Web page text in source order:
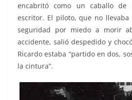
encabritó como un caballo de
escritor. El piloto, que no
seguridad por miedo a morir
accidente, salió despedido y
Ricardo estaba “partido en dos,
la cintura”.